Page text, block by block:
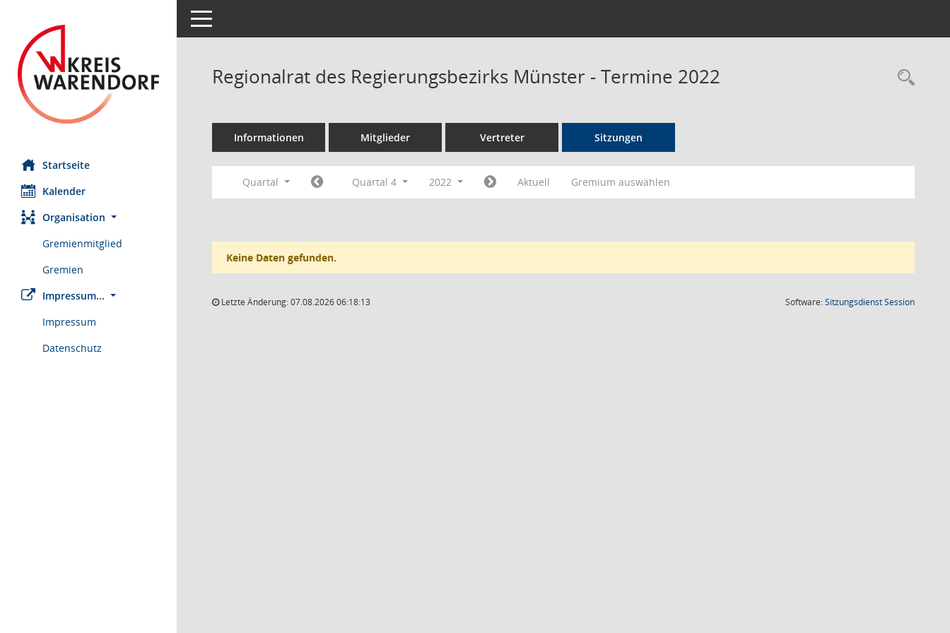
Startseite
Kalender
Organisation
Gremienmitglied
Gremien
Impressum...
Impressum
Datenschutz
Toggle navigation
Regionalrat des Regierungsbezirks Münster - Termine 2022
Informationen Mitglieder Vertreter Sitzungen
Quartal Quartal 4 2022 Aktuell Gremium auswählen
Keine Daten gefunden.
Letzte Änderung: 07.08.2026 06:18:13 Software:SitzungsdienstSession(Wird in